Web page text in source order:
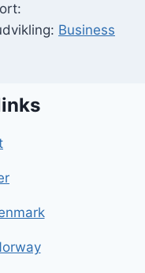
Business